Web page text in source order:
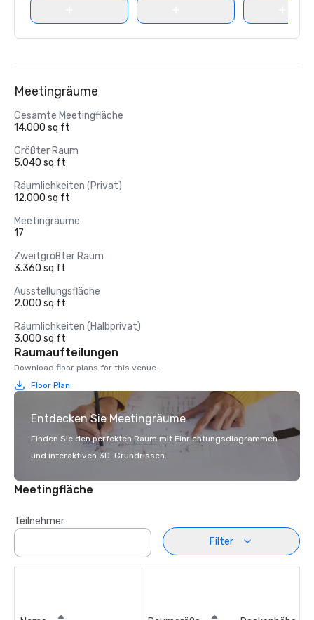
Meetingräume
Gesamte Meetingfläche
14.000 sq ft
Größter Raum
5.040 sq ft
Räumlichkeiten (Privat)
12.000 sq ft
Meetingräume
17
Zweitgrößter Raum
3.360 sq ft
Ausstellungsfläche
2.000 sq ft
Räumlichkeiten (Halbprivat)
3.000 sq ft
Raumaufteilungen
Download floor plans for this venue.
Floor Plan
Entdecken Sie Meetingräume
Finden Sie den perfekten Raum mit Einrichtungsdiagrammen
und interaktiven 3D-Grundrissen.
Meetingfläche
Teilnehmer
Filter